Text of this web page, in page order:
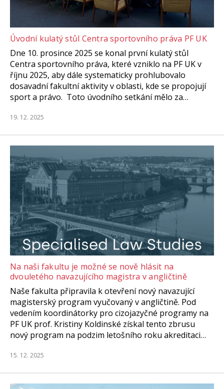
Úvodní kulatý stůl Centra sportovního práva PF UK
Dne 10. prosince 2025 se konal první kulatý stůl
Centra sportovního práva, které vzniklo na PF UK v
říjnu 2025, aby dále systematicky prohlubovalo
dosavadní fakultní aktivity v oblasti, kde se propojují
sport a právo. Toto úvodního setkání mělo za…
19. 12. 2025
Na naši fakultu je možné se nově hlásit na
dvouletého navazujícího magistra v angličtině
Naše fakulta připravila k otevření nový navazující
magisterský program vyučovaný v angličtině. Pod
vedením koordinátorky pro cizojazyčné programy na
PF UK prof. Kristiny Koldinské získal tento zbrusu
nový program na podzim letošního roku akreditaci…
15. 12. 2025